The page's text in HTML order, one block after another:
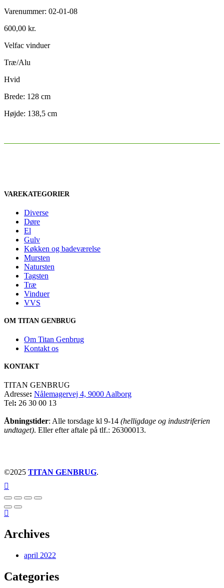
Varenummer: 02-01-08
600,00 kr.
Velfac vinduer
Træ/Alu
Hvid
Brede: 128 cm
Højde: 138,5 cm
VAREKATEGORIER
Diverse
Døre
El
Gulv
Køkken og badeværelse
Mursten
Natursten
Tagsten
Træ
Vinduer
VVS
OM TITAN GENBRUG
Om Titan Genbrug
Kontakt os
KONTAKT
TITAN GENBRUG
Adresse: Nålemagervej 4, 9000 Aalborg
Tel: 26 30 00 13
Åbningstider: Alle torsdage kl 9-14 (helligdage og industriferien
undtaget). Eller efter aftale på tlf.: 26300013.
©2025 TITAN GENBRUG.
Archives
april 2022
Categories